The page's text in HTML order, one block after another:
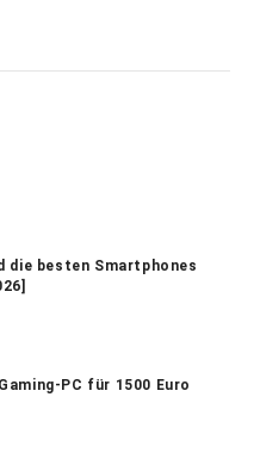
die besten Smartphones
PC für 1500 Euro